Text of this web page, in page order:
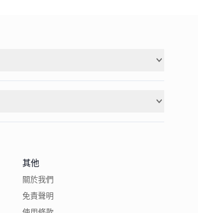
其他
關於我們
免責聲明